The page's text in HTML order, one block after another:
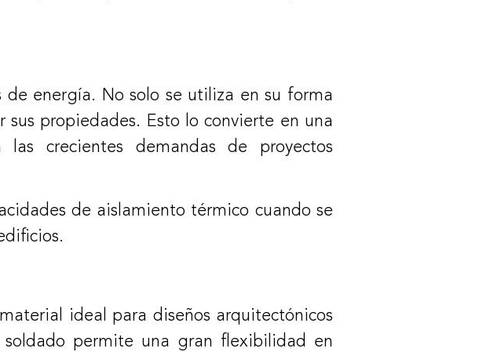
energía. No solo se utiliza en su forma
propiedades. Esto lo convierte en una
crecientes demandas de proyectos
de aislamiento térmico cuando se
ideal para diseños arquitectónicos
permite una gran flexibilidad en